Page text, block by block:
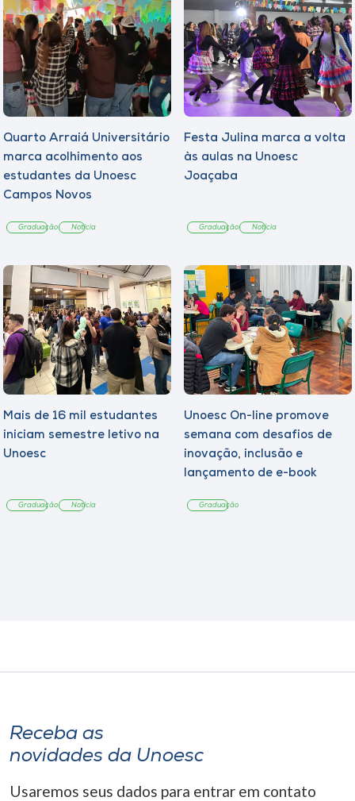
Quarto Arraiá Universitário
marca acolhimento aos
estudantes da Unoesc
Campos Novos
Graduação Notícia
Festa Julina marca a volta
às aulas na Unoesc
Joaçaba
Graduação Notícia
Mais de 16 mil estudantes
iniciam semestre letivo na
Unoesc
Graduação Notícia
Unoesc On-line promove
semana com desafios de
inovação, inclusão e
lançamento de e-book
Graduação
Receba as
novidades da Unoesc
Usaremos seus dados para entrar em contato